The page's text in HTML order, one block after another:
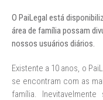
O PaiLegal está
área de família possam
nossos usuários diários.
Existente a 10 anos, o
se encontram com as
família.